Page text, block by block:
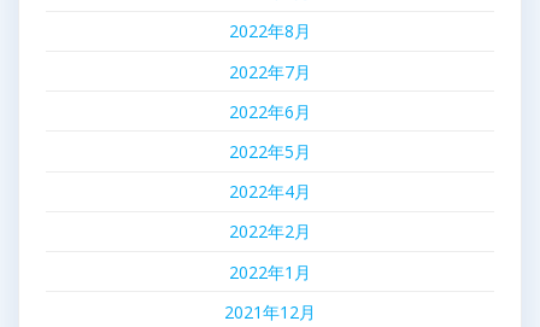
2022年8月
2022年7月
2022年6月
2022年5月
2022年4月
2022年2月
2022年1月
2021年12月